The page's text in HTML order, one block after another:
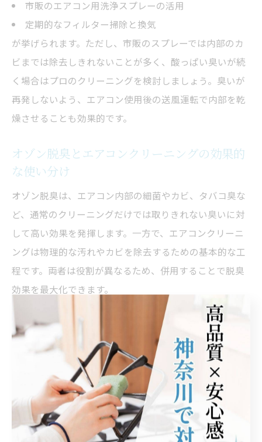
市販のエアコン用洗浄スプレーの活用
定期的なフィルター掃除と換気
が挙げられます。ただし、市販のスプレーでは内部のカ
ビまでは除去しきれないことが多く、酸っぱい臭いが続
く場合はプロのクリーニングを検討しましょう。臭いが
再発しないよう、エアコン使用後の送風運転で内部を乾
燥させることも効果的です。
オゾン脱臭とエアコンクリーニングの効果的
な使い分け
オゾン脱臭は、エアコン内部の細菌やカビ、タバコ臭な
ど、通常のクリーニングだけでは取りきれない臭いに対
して高い効果を発揮します。一方で、エアコンクリーニ
ングは物理的な汚れやカビを除去するための基本的な工
程です。両者は役割が異なるため、併用することで脱臭
効果を最大化できます。
まずエアコンクリーニングでカビやホコリなどの汚れ
を除去
それでも臭いが残る場合にオゾン脱臭を追加
という流れです。オゾン脱臭は強力ですが、短時間の処
理で効果を発揮するため、プロに依頼するのが安心で
す。特にペット臭やタバコ臭、長期間放置したエアコン